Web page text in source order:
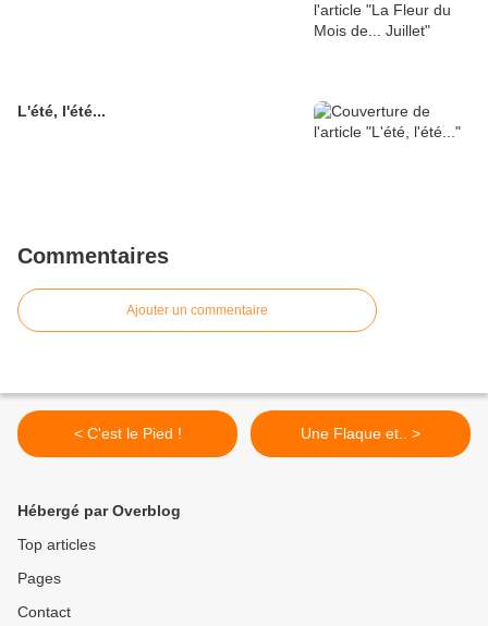
L'été, l'été...
Commentaires
Ajouter un commentaire
< C'est le Pied ! Une Flaque et.. >
Hébergé par Overblog
Top articles
Pages
Contact